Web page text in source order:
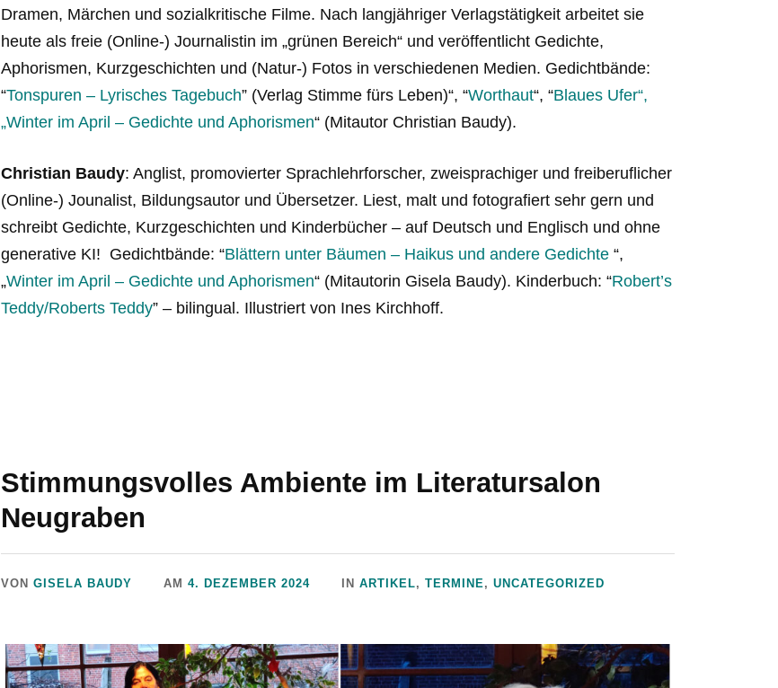
Dramen, Märchen und sozialkritische Filme. Nach langjähriger Verlagstätigkeit arbeitet sie
heute als freie (Online-) Journalistin im „grünen Bereich“ und veröffentlicht Gedichte,
Aphorismen, Kurzgeschichten und (Natur-) Fotos in verschiedenen Medien. Gedichtbände:
“Tonspuren – Lyrisches Tagebuch” (Verlag Stimme fürs Leben)“, “Worthaut“, “Blaues Ufer“,
„Winter im April – Gedichte und Aphorismen“ (Mitautor Christian Baudy).
Christian Baudy: Anglist, promovierter Sprachlehrforscher, zweisprachiger und freiberuflicher
(Online-) Jounalist, Bildungsautor und Übersetzer. Liest, malt und fotografiert sehr gern und
schreibt Gedichte, Kurzgeschichten und Kinderbücher – auf Deutsch und Englisch und ohne
generative KI! Gedichtbände: “Blättern unter Bäumen – Haikus und andere Gedichte“,
„Winter im April – Gedichte und Aphorismen“ (Mitautorin Gisela Baudy). Kinderbuch: “Robert’s
Teddy/Roberts Teddy” – bilingual. Illustriert von Ines Kirchhoff.
Stimmungsvolles Ambiente im Literatursalon
Neugraben
VONGISELA BAUDY AM4. DEZEMBER 2024 INARTIKEL,TERMINE ,UNCATEGORIZED